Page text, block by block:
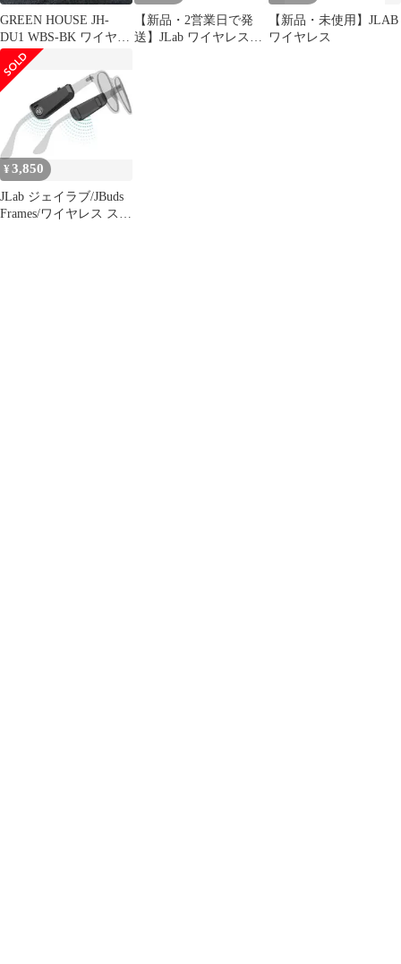
GREEN HOUSE JH-
DU1 WBS-BK ワイヤレ
スイヤホン
【新品・2営業日で発
送】JLab ワイヤレスイ
【新品・未使用】JLAB
ワイヤレス
¥3,850
JLab ジェイラブ/JBuds
Frames/ワイヤレス スピ